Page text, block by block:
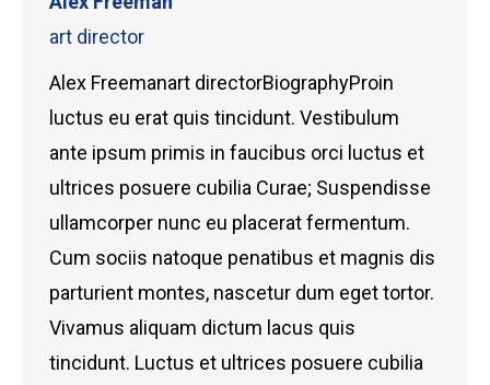
art director
Alex Freemanart directorBiographyProin
luctus eu erat quis tincidunt. Vestibulum
ante ipsum primis in faucibus orci luctus et
ultrices posuere cubilia Curae; Suspendisse
ullamcorper nunc eu placerat fermentum.
Cum sociis natoque penatibus et magnis dis
parturient montes, nascetur dum eget tortor.
Vivamus aliquam dictum lacus quis
tincidunt. Luctus et ultrices posuere cubilia